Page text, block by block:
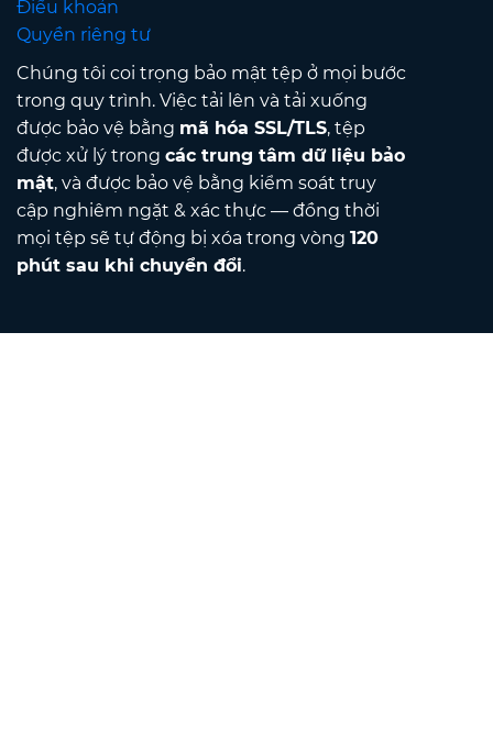
Điều khoản
Quyền riêng tư
Chúng tôi coi trọng bảo mật tệp ở mọi bước
trong quy trình. Việc tải lên và tải xuống
được bảo vệ bằng mã hóa SSL/TLS, tệp
được xử lý trong các trung tâm dữ liệu bảo
mật, và được bảo vệ bằng kiểm soát truy
cập nghiêm ngặt & xác thực — đồng thời
mọi tệp sẽ tự động bị xóa trong vòng 120
phút sau khi chuyển đổi.